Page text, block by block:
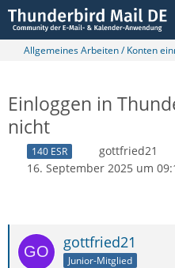
Allgemeines Arbeiten / Konten
Einloggen in
nicht
140 ESR
gottfried21
16. September 2025 um
gottfried21
Junior-Mitglied